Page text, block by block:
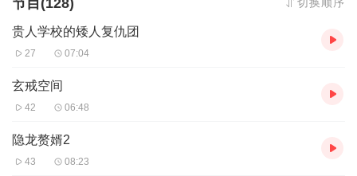
节目(128)
贵人学校的矮人复仇团
27 07:04
玄戒空间
42 06:48
隐龙赘婿2
43 08:23